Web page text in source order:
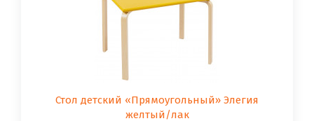
Стол детский «Прямоугольный» Элегия
желтый/лак